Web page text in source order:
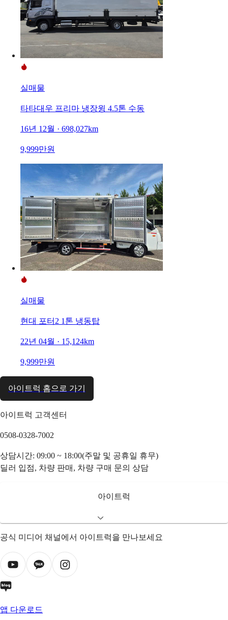
실매물
타타대우 프리마 냉장윙 4.5톤 수동
16년 12월 · 698,027km
9,999만원
실매물
현대 포터2 1톤 냉동탑
22년 04월 · 15,124km
9,999만원
아이트럭 홈으로 가기
아이트럭 고객센터
0508-0328-7002
상담시간: 09:00 ~ 18:00(주말 및 공휴일 휴무)
딜러 입점, 차량 판매, 차량 구매 문의 상담
아이트럭
공식 미디어 채널에서 아이트럭을 만나보세요
앱 다운로드